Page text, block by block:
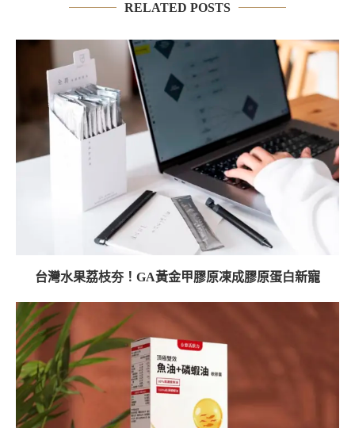
RELATED POSTS
台灣水果荔枝夯！GA黃金甲膠原凍成膠原蛋白新寵